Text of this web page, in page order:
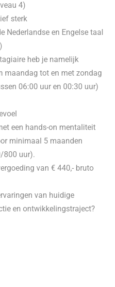
4)
sterk
Nederlandse en Engelse taal
heb je namelijk
maandag tot en met zondag
06:00 uur en 00:30 uur)
een hands-on mentaliteit
minimaal 5 maanden
800 uur).
van € 440,- bruto
van huidige
en ontwikkelingstraject?